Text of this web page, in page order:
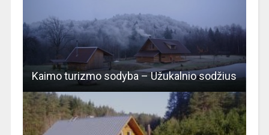
Kaimo turizmo sodyba – Užukalnio sodžius